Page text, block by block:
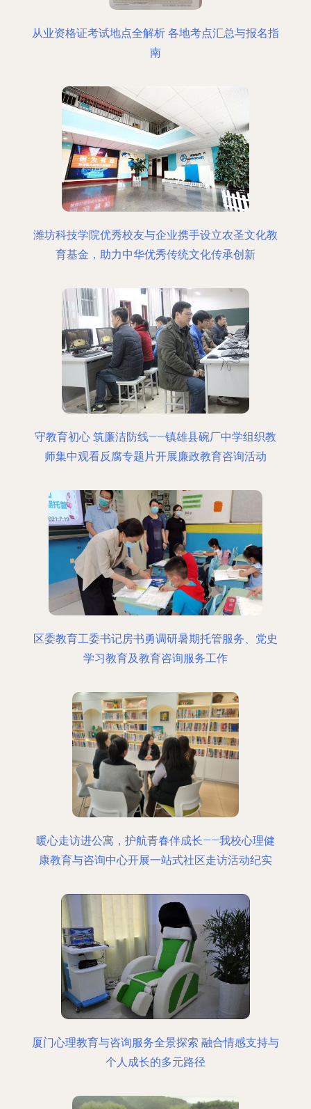
从业资格证考试地点全解析 各地考点汇总与报名指
南
潍坊科技学院优秀校友与企业携手设立农圣文化教
育基金，助力中华优秀传统文化传承创新
守教育初心 筑廉洁防线——镇雄县碗厂中学组织教
师集中观看反腐专题片开展廉政教育咨询活动
区委教育工委书记房书勇调研暑期托管服务、党史
学习教育及教育咨询服务工作
暖心走访进公寓，护航青春伴成长——我校心理健
康教育与咨询中心开展一站式社区走访活动纪实
厦门心理教育与咨询服务全景探索 融合情感支持与
个人成长的多元路径